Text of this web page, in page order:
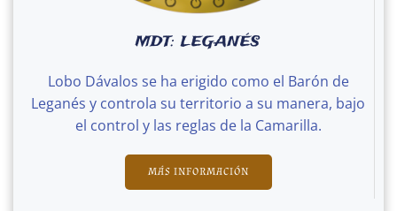
MDT: LEGANÉS
Lobo Dávalos se ha erigido como el Barón de
Leganés y controla su territorio a su manera, bajo
el control y las reglas de la Camarilla.
MÁS INFORMACIÓN